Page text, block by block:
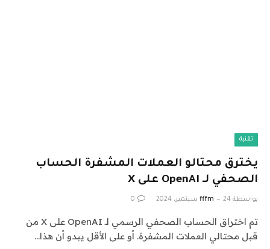
تقنية
يخترق محتالو العملات المشفرة الحساب
الصحفي لـ OpenAI على X
بواسطة fffm 24 سبتمبر، 2024 0
تم اختراق الحساب الصحفي الرسمي لـ OpenAI على X من
قبل محتالي العملات المشفرة. أو على الأقل يبدو أن هذا…